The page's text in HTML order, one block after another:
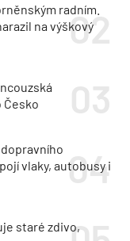
radním.
na výškový
Česko
vlaky, autobusy i
staré zdivo,